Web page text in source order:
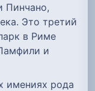
Пинчано,
Это третий
в Риме
и
имениях рода